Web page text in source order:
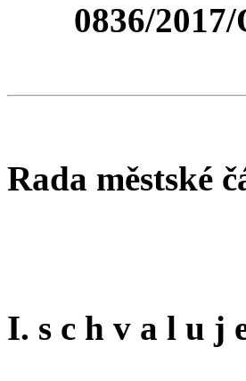
0836/
Rada městské
I. s c h v a l u j